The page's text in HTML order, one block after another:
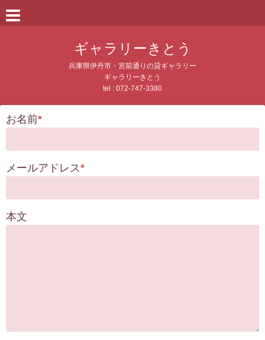
ギャラリーきとう
兵庫県伊丹市・宮前通りの貸ギャラリー
ギャラリーきとう
tel : 072-747-3380
お名前*
メールアドレス*
本文